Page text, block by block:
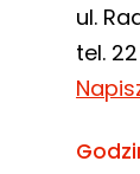
ul.
tel.